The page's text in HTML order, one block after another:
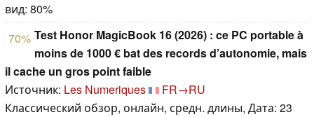
вид: 80%
70% Test Honor MagicBook 16 (2026) : ce PC portable à
moins de 1000 € bat des records d’autonomie, mais
il cache un gros point faible
Источник: Les Numeriques
FR→RU
Классический обзор, онлайн, средн. длины, Дата: 23